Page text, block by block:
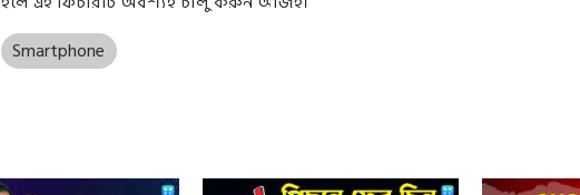
Smartphone